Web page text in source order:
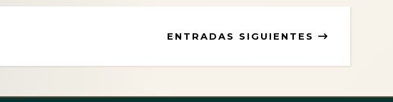
ENTRADAS SIGUIENTES